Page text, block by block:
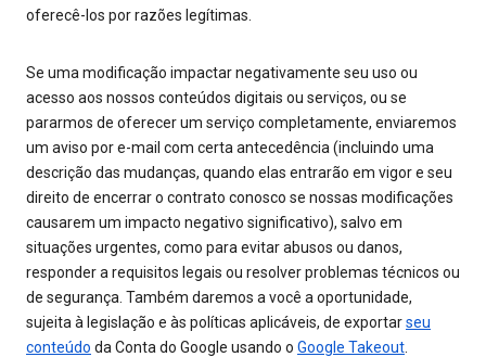
oferecê-los por razões legítimas.
Se uma modificação impactar negativamente seu uso ou
acesso aos nossos conteúdos digitais ou serviços, ou se
pararmos de oferecer um serviço completamente, enviaremos
um aviso por e-mail com certa antecedência (incluindo uma
descrição das mudanças, quando elas entrarão em vigor e seu
direito de encerrar o contrato conosco se nossas modificações
causarem um impacto negativo significativo), salvo em
situações urgentes, como para evitar abusos ou danos,
responder a requisitos legais ou resolver problemas técnicos ou
de segurança. Também daremos a você a oportunidade,
sujeita à legislação e às políticas aplicáveis, de exportarseu
conteúdo da Conta do Google usando o Google Takeout